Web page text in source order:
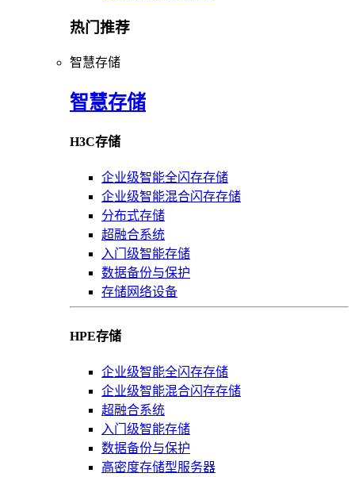
热门推荐
智慧存储
智慧存储
H3C存储
企业级智能全闪存存储
企业级智能混合闪存存储
分布式存储
超融合系统
入门级智能存储
数据备份与保护
存储网络设备
HPE存储
企业级智能全闪存存储
企业级智能混合闪存存储
超融合系统
入门级智能存储
数据备份与保护
高密度存储型服务器